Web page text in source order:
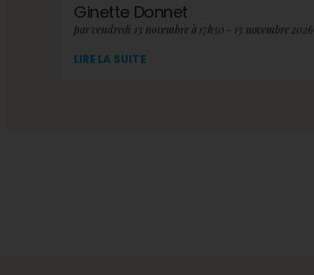
Ginette Donnet
par vendredi 13 novembre à 17h30 - 13 novembre 2026
LIRE LA SUITE